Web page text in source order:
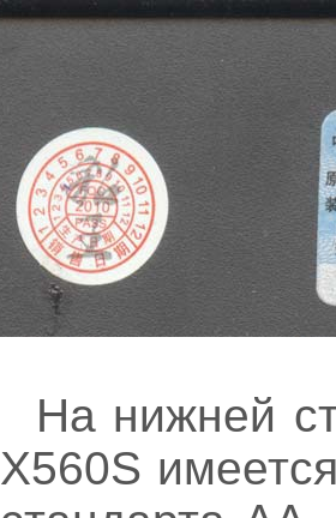
На нижней
X560S